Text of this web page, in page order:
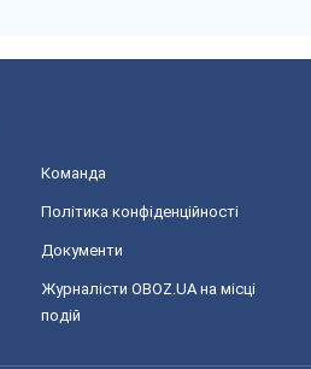
Команда
Політика конфіденційності
Документи
Журналісти OBOZ.UA на місці
подій